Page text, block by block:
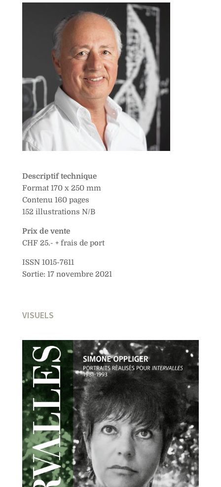
Descriptif technique
Format 170 x 250 mm
Contenu 160 pages
152 illustrations N/B
Prix de vente
CHF 25.- + frais de port
ISSN 1015-7611
Sortie: 17 novembre 2021
VISUELS